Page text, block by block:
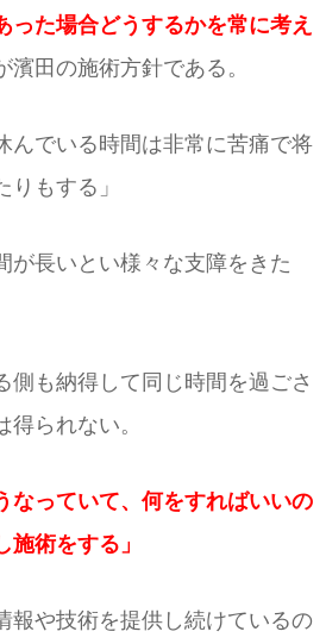
った場合どうするかを常に考え
濱田の施術方針である。
んでいる時間は非常に苦痛で将
もする」
が長いとい様々な支障をきた
側も納得して同じ時間を過ごさ
られない。
なっていて、何をすればいいの
術をする」
報や技術を提供し続けているの